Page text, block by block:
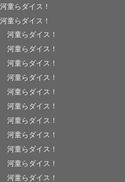
らダイス！
らダイス！
童らダイス！
童らダイス！
童らダイス！
童らダイス！
童らダイス！
童らダイス！
童らダイス！
童らダイス！
童らダイス！
童らダイス！
童らダイス！